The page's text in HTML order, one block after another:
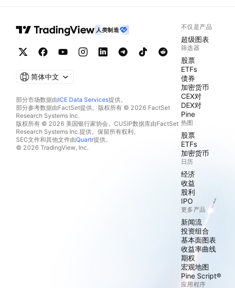
人类制造
简体中文
部分市场数据由ICE Data Services提供。
部分参考数据由FactSet提供。版权所有 © 2026 FactSet
Research Systems Inc.
版权所有 © 2026 美国银行家协会。CUSIP数据库由FactSet
Research Systems Inc.提供。保留所有权利。
SEC文件和其他文件由Quartr提供。
© 2026 TradingView, Inc.
不仅是产品
超级图表
筛选器
股票
ETFs
债券
加密货币
CEX对
DEX对
Pine
热图
股票
ETFs
加密货币
日历
经济
收益
股利
IPO
更多产品
新闻流
投资组合
基本面图表
收益率曲线
期权
宏观地图
Pine Script®
应用程序